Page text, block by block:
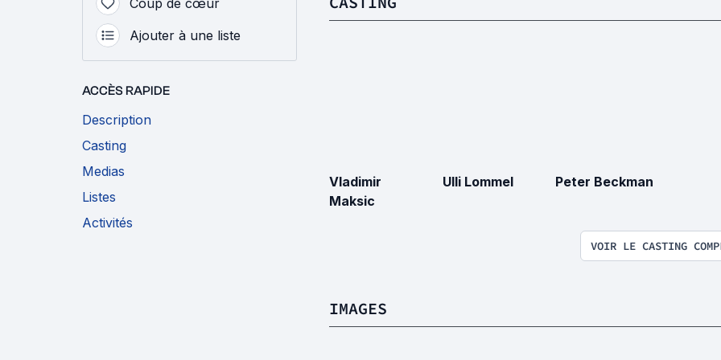
Coup de cœur
Ajouter à une liste
ACCÈS RAPIDE
Description
Casting
Medias
Listes
Activités
Vladimir
Maksic
Ulli Lommel Peter Beckman
VOIR LE CASTING
IMAGES